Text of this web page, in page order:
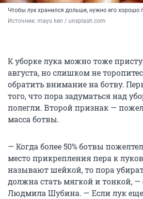
Чтобы лук хранился дольше, нужно его хорошо
Источник: mayu ken / unsplash.com
К уборке лука можно тоже
августа, но слишком не
обратить внимание на ботву.
того, что пора задуматься над
полегли. Второй признак —
масса ботвы.
— Когда более 50% ботвы
место прикрепления пера к
называют шейкой, то пора
должна стать мягкой и тонкой, —
Людмила Шубина. — Если лук еще